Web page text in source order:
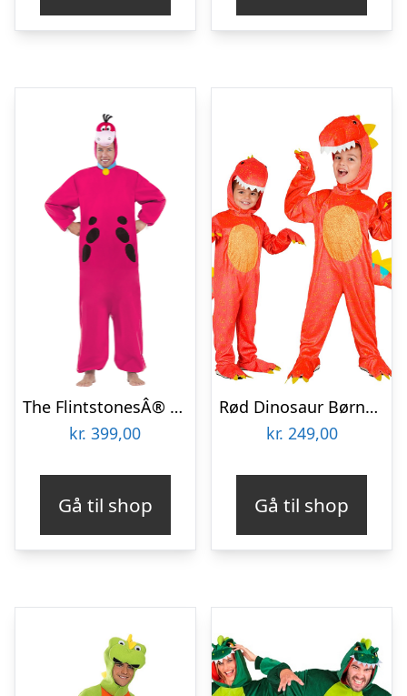
The FlintstonesÂ® Dino Kostume
kr. 399,00
Gå til shop
Rød Dinosaur Børnekostume
kr. 249,00
Gå til shop